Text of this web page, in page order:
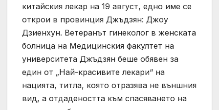
китайския лекар на 19 август, едно име се
открои в провинция Джъдзян: Джоу
Дзиенхун. Ветеранът гинеколог в женската
болница на Медицинския факултет на
университета Джъдзян беше обявен за
един от „Най-красивите лекари“ на
нацията, титла, която отразява не външния
вид, а отдадеността към спасяването на